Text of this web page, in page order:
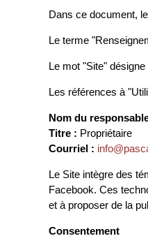
Dans ce document,
Le terme
Le mot "Site"
Les références à
Nom du
Titre : Propriétaire
Courriel :
Le Site intègre des
Facebook. Ces
et à proposer de la
Consentement